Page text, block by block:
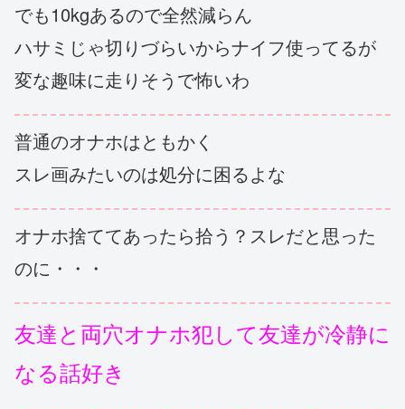
でも10kgあるので全然減らん
ハサミじゃ切りづらいからナイフ使ってるが
変な趣味に走りそうで怖いわ
普通のオナホはともかく
スレ画みたいのは処分に困るよな
オナホ捨ててあったら拾う？スレだと思った
のに・・・
友達と両穴オナホ犯して友達が冷静に
なる話好き